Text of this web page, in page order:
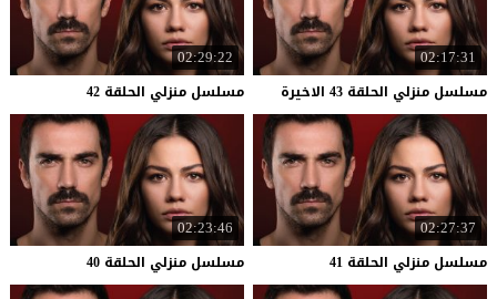
02:17:31
مسلسل منزلي الحلقة 43 الاخيرة
02:29:22
مسلسل منزلي الحلقة 42
02:27:37
مسلسل منزلي الحلقة 41
02:23:46
مسلسل منزلي الحلقة 40